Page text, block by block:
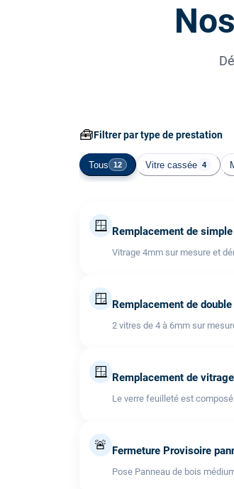
🧰Filtrer par type de prestation
Tous 12 Vitre cassée 4
🪟 Remplacement de
Vitrage 4mm sur mesure et
🪟 Remplacement de
2 vitres de 4 à 6mm sur
🪟 Remplacement de
Le verre feuilleté est
🚨 Fermeture Provisoire
Pose Panneau de bois